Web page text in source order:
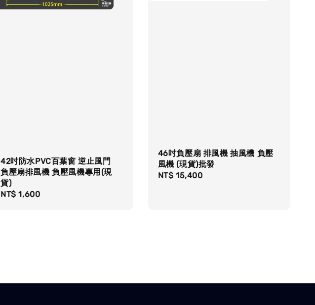
42吋防水PVC百葉窗 逆止風門
負壓扇排風機 負壓風機專用(現
貨)
Regular
NT$ 1,600
46吋負壓扇 排風機 抽風機 負壓
風機 (現貨)批發
Regular
NT$ 15,400